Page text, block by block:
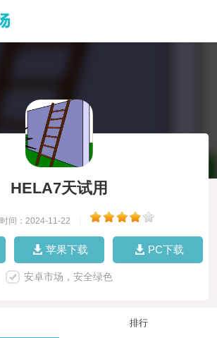
HELA7天试用
时间：2024-11-22
苹果下载 PC下载
安卓市场，安全绿色
排行